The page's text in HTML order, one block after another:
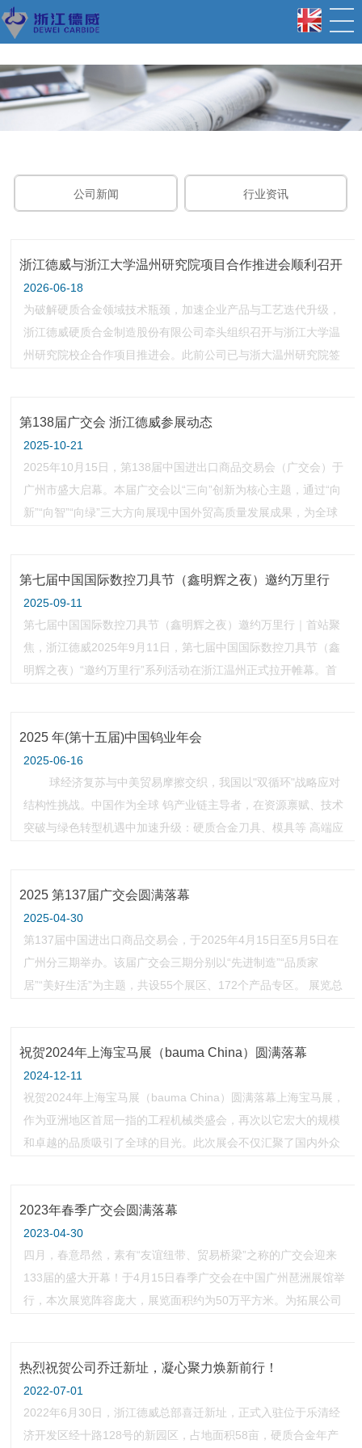
公司新闻 行业资讯
浙江德威与浙江大学温州研究院项目合作推进会顺利召开
2026-06-18
为破解硬质合金领域技术瓶颈，加速企业产品与工艺迭代升级，
浙江德威硬质合金制造股份有限公司牵头组织召开与浙江大学温
州研究院校企合作项目推进会。此前公司已与浙大温州研究院签
研究院院长王辉及副院长谢俊杰、孙五四等核心管理与技术团队
参会；浙江大学温州研究院吴进明教授、彭文博、索欢，温州市
新材料产
第138届广交会 浙江德威参展动态
2025-10-21
2025年10月15日，第138届中国进出口商品交易会（广交会）于
广州市盛大启幕。本届广交会以“三向”创新为核心主题，通过“向
新”“向智”“向绿”三大方向展现中国外贸高质量发展成果，为全球
域，以专业的形象和饱满的热情，迎接来自全球各地的客户与行
业专家。展位现场精心布置的展示区陈
第七届中国国际数控刀具节（鑫明辉之夜）邀约万里行
2025-09-11
第七届中国国际数控刀具节（鑫明辉之夜）邀约万里行｜首站聚
焦，浙江德威2025年9月11日，第七届中国国际数控刀具节（鑫
明辉之夜）“邀约万里行”系列活动在浙江温州正式拉开帷幕。首
等一行深入我司调研，通过实地考察、座谈交流等形式，共谋数
控刀具产业高质量发展新路径。深度调研：精准对接需求，凝聚
2025 年(第十五届)中国钨业年会
2025-06-16
球经济复苏与中美贸易摩擦交织，我国以"双循环"战略应对
结构性挑战。中国作为全球 钨产业链主导者，在资源禀赋、技术
突破与绿色转型机遇中加速升级：硬质合金刀具、模具等 高端应
题，聚焦智能化升级、循环经济技术突破与全球市
2025 第137届广交会圆满落幕
2025-04-30
第137届中国进出口商品交易会，于2025年4月15日至5月5日在
广州分三期举办。该届广交会三期分别以“先进制造”“品质家
居”“美好生活”为主题，共设55个展区、172个产品专区。 展览总
平台，主要特点与亮点包括：题材结构优、展商质量高、特色产
品多、配套活动丰富多彩、参会
祝贺2024年上海宝马展（bauma China）圆满落幕
2024-12-11
祝贺2024年上海宝马展（bauma China）圆满落幕上海宝马展，
作为亚洲地区首屈一指的工程机械类盛会，再次以它宏大的规模
和卓越的品质吸引了全球的目光。此次展会不仅汇聚了国内外众
舞台上，浙江德威硬质合金制造股份有限公司凭借其卓越的口碑
和实力，成为了展会上一颗璀璨的明星。作为一家专注
2023年春季广交会圆满落幕
2023-04-30
四月，春意昂然，素有“友谊纽带、贸易桥梁”之称的广交会迎来
133届的盛大开幕！于4月15日春季广交会在中国广州琶洲展馆举
行，本次展览阵容庞大，展览面积约为50万平方米。为拓展公司
展。广交会是中国具规模和影响力的国际贸易盛会之一，展会共
有来自全球国家和地区的超过2.5万家企业参展，汇集了全
热烈祝贺公司乔迁新址，凝心聚力焕新前行！
2022-07-01
2022年6月30日，浙江德威总部喜迁新址，正式入驻位于乐清经
济开发区经十路128号的新园区，占地面积58亩，硬质合金年产